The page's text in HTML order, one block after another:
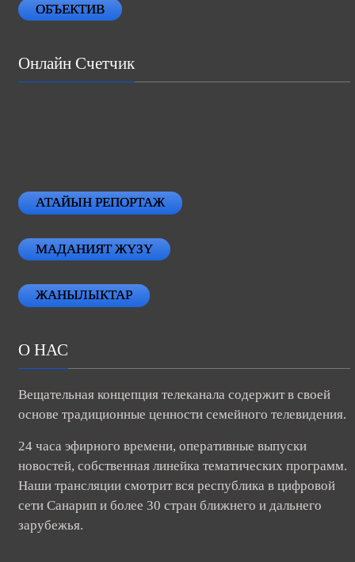
ОБЪЕКТИВ
Онлайн Счетчик
АТАЙЫН РЕПОРТАЖ
МАДАНИЯТ ЖҮЗҮ
ЖАНЫЛЫКТАР
О НАС
Вещательная концепция телеканала содержит в своей
основе традиционные ценности семейного телевидения.
24 часа эфирного времени, оперативные выпуски
новостей, собственная линейка тематических программ.
Наши трансляции смотрит вся республика в цифровой
сети Санарип и более 30 стран ближнего и дальнего
зарубежья.